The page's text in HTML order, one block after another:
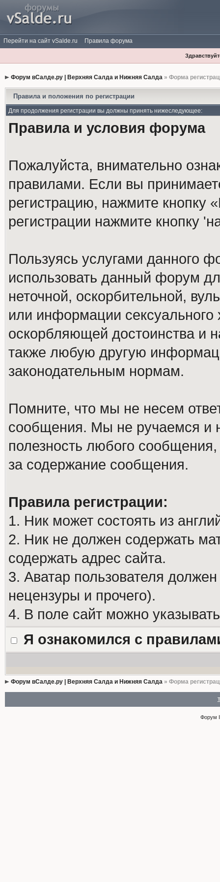
Перейти на сайт vSalde.ru Правила форума
Форум вСалде.ру | Верхняя Салда и Нижняя Салда» Форма
Правила и положения по регистрации
Для продолжения регистрации вы должны принять нижеследующее:
Правила и условия форума
Пожалуйста, внимательно
правилами. Если вы
регистрацию, нажмите кнопку
регистрации нажмите кнопку
Пользуясь услугами данного
использовать данный форум
неточной, оскорбительной,
или информации
оскорбляющей достоинства и
также любую другую
законодательным нормам.
Помните, что мы не несем
сообщения. Мы не ручаемся и
полезность любого
за содержание сообщения.
Правила регистрации:
1. Ник может состоять из
2. Ник не должен содержать
содержать адрес сайта.
3. Аватар пользователя
нецензуры и прочего).
4. В поле сайт можно
Я ознакомился с
Форум вСалде.ру | Верхняя Салда и Нижняя Салда» Форма
Форум